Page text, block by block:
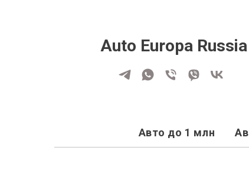
Auto Europa Russia
Авто до 1 млн